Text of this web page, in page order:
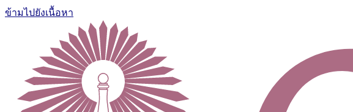
ข้ามไปยังเนื้อหา